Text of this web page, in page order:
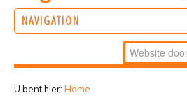
NAVIGATION
Zoek
Geavanceerd
U bent hier: Home